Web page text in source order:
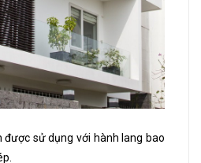
được sử dụng với hành lang bao